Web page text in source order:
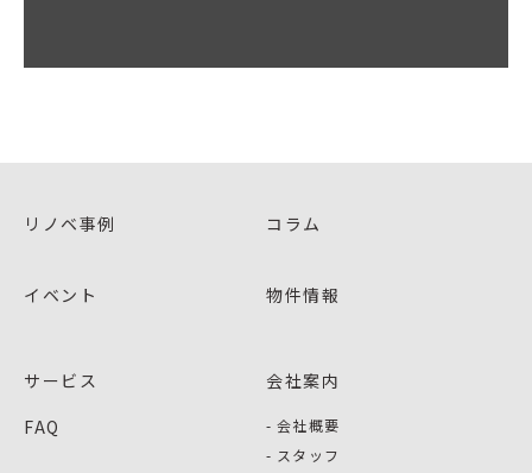
リノベ事例
イベント
コラム
物件情報
サービス
FAQ
会社案内
会社概要
スタッフ